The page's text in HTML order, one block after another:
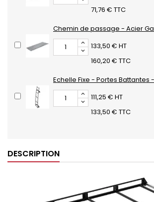
71,76 € TTC
Chemin de passage - Acier
133,50 € HT
160,20 € TTC
Echelle Fixe - Portes Battantes
111,25 € HT
133,50 € TTC
DESCRIPTION